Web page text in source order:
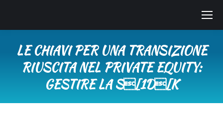
LE CHIAVI PER UNA TRANSIZIONE
RIUSCITA NEL PRIVATE EQUITY:
GESTIRE LA S[1D[K